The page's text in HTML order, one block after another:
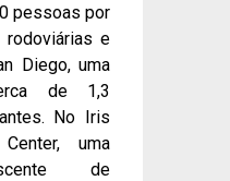
pessoas por
e
Diego, uma
de 1,3
No Iris
uma
de